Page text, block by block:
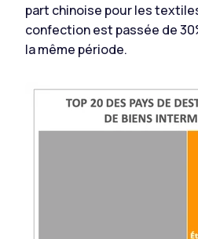
part chinoise pour les
confection est passée de
la même période.